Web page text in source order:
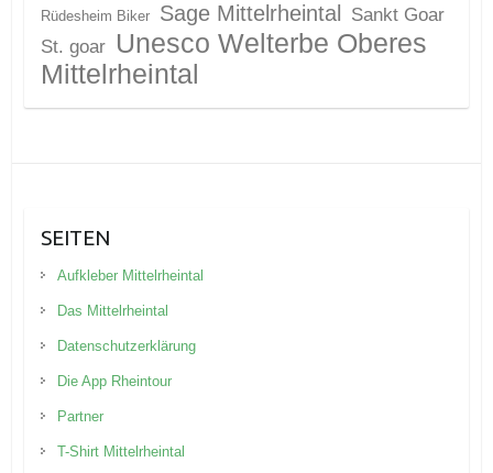
Rüdesheim Biker Sage Mittelrheintal Sankt Goar
St. goar Unesco Welterbe Oberes
Mittelrheintal
SEITEN
Aufkleber Mittelrheintal
Das Mittelrheintal
Datenschutzerklärung
Die App Rheintour
Partner
T-Shirt Mittelrheintal